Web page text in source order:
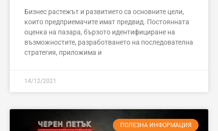
Бизнес растежът и развитието са основните цели,
които предприемачите имат предвид. Постоянната
оценка на пазара, бързото идентифициране на
възможностите, разработването на последователна
стратегия, приложима и
14/12/2021
ПОЛЕЗНА ИНФОРМАЦИЯ